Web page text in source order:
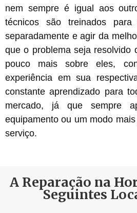
nem sempre é igual aos
técnicos são treinados
separadamente e agir da
que o problema seja resolvido
pouco mais sobre eles,
experiência em sua
constante aprendizado para
mercado, já que sempre
equipamento ou um modo
serviço.
A Reparação na
Seguintes